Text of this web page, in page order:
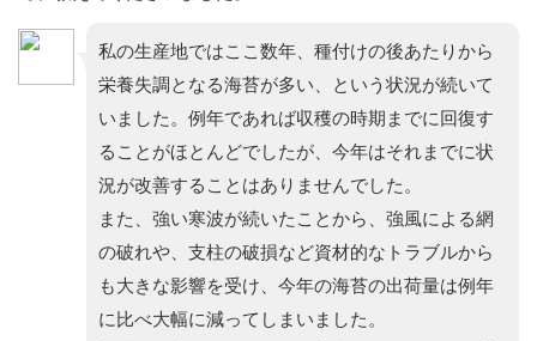
私の生産地ではここ数年、種付けの後あたりから
栄養失調となる海苔が多い、という状況が続いて
いました。例年であれば収穫の時期までに回復す
ることがほとんどでしたが、今年はそれまでに状
況が改善することはありませんでした。
また、強い寒波が続いたことから、強風による網
の破れや、支柱の破損など資材的なトラブルから
も大きな影響を受け、今年の海苔の出荷量は例年
に比べ大幅に減ってしまいました。